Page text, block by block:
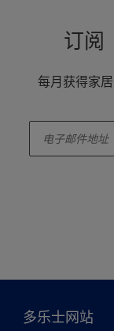
订阅
每月获得家
多乐士网站